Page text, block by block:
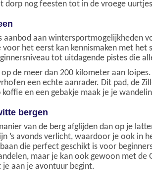
dorp nog feesten tot in de vroege
aan wintersportmogelijkheden
het eerst kan kennismaken met
tot uitdagende pistes die
de meer dan 200 kilometer aan
een echte aanrader. Dit pad, de
koffie en een gebakje maak je je
bergen
van de berg afglijden dan op je
’s avonds verlicht, waardoor je ook in
die perfect geschikt is voor
maar je kan ook gewoon met
aan je avontuur begint.